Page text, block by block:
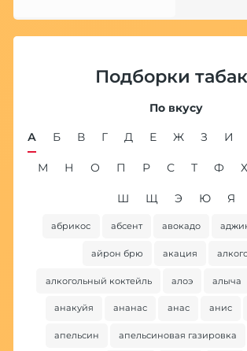
Подборки
По вкусу
А Б В Г Д Е Ж З И
М Н О П Р С Т Ф Х
Ш Щ Э Ю Я
абрикос абсент авокадо
айрон брю акация
алкогольный коктейль алоэ алыча
анакуйя ананас анас анис
апельсин апельсиновая газировка